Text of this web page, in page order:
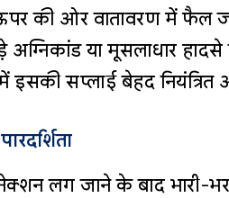
की ओर वातावरण में फैल
या मूसलाधार हादसे
इसकी सप्लाई बेहद नियंत्रित
लग जाने के बाद